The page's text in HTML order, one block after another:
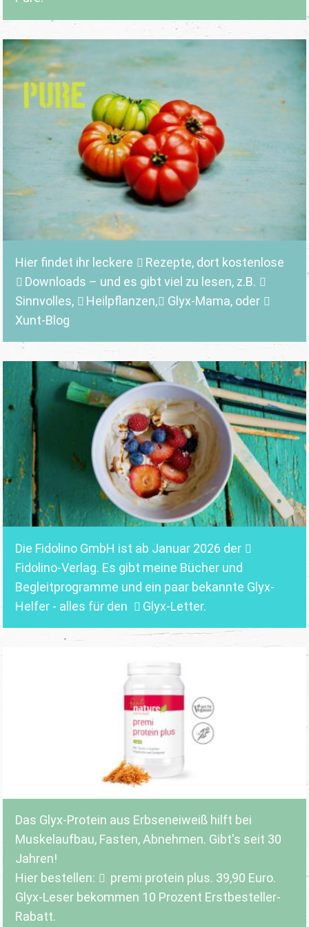
Hier findet ihr leckere Rezepte, dort kostenlose
Downloads – und es gibt viel zu lesen, z.B.
Sinnvolles, Heilpflanzen, Glyx-Mama,oder
Xunt-Blog
Die Fidolino GmbH ist ab Januar 2026 der
Fidolino-Verlag. Es gibt meine Bücher und
Begleitprogramme und ein paar bekannte Glyx-
Helfer - alles für den
Glyx-Letter.
Das Glyx-Protein aus Erbseneiweiß hilft bei
Muskelaufbau, Fasten, Abnehmen. Gibt's seit 30
Jahren!
Hier bestellen:
premi protein plus. 39,90 Euro.
Glyx-Leser bekommen 10 Prozent Erstbesteller-
Rabatt.